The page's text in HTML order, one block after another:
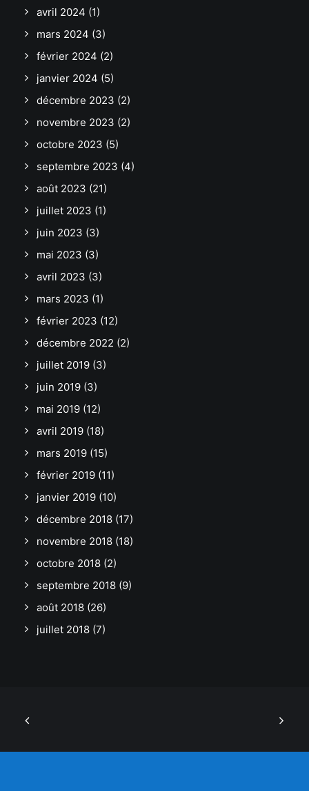
avril 2024 (1)
mars 2024 (3)
février 2024 (2)
janvier 2024 (5)
décembre 2023 (2)
novembre 2023 (2)
octobre 2023 (5)
septembre 2023 (4)
août 2023 (21)
juillet 2023 (1)
juin 2023 (3)
mai 2023 (3)
avril 2023 (3)
mars 2023 (1)
février 2023 (12)
décembre 2022 (2)
juillet 2019 (3)
juin 2019 (3)
mai 2019 (12)
avril 2019 (18)
mars 2019 (15)
février 2019 (11)
janvier 2019 (10)
décembre 2018 (17)
novembre 2018 (18)
octobre 2018 (2)
septembre 2018 (9)
août 2018 (26)
juillet 2018 (7)